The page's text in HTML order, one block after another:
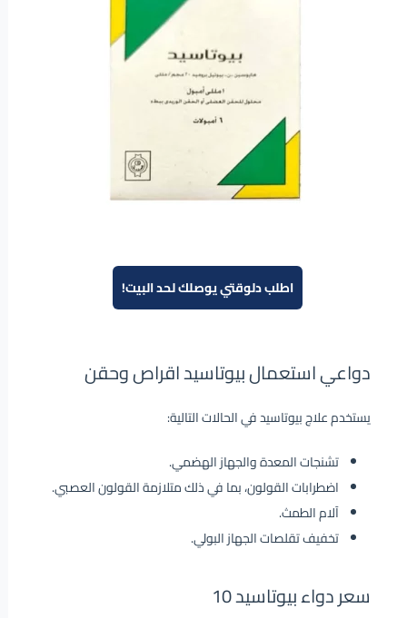
اطلب دلوقتي يوصلك لحد البيت!
دواعي استعمال بيوتاسيد اقراص وحقن
يستخدم علاج بيوتاسيد في الحالات التالية:
تشنجات المعدة والجهاز الهضمي.
اضطرابات القولون، بما في ذلك متلازمة القولون العصبي.
آلام الطمث.
تخفيف تقلصات الجهاز البولي.
سعر دواء بيوتاسيد 10